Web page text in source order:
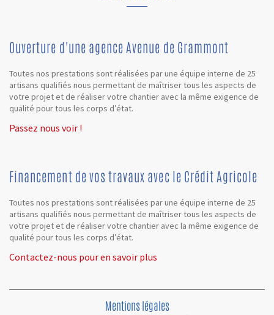
Ouverture d'une agence Avenue de Grammont
Toutes nos prestations sont réalisées par une équipe interne de 25
artisans qualifiés nous permettant de maîtriser tous les aspects de
votre projet et de réaliser votre chantier avec la même exigence de
qualité pour tous les corps d’état.
Passez nous voir !
Financement de vos travaux avec le Crédit Agricole
Toutes nos prestations sont réalisées par une équipe interne de 25
artisans qualifiés nous permettant de maîtriser tous les aspects de
votre projet et de réaliser votre chantier avec la même exigence de
qualité pour tous les corps d’état.
Contactez-nous pour en savoir plus
Mentions légales